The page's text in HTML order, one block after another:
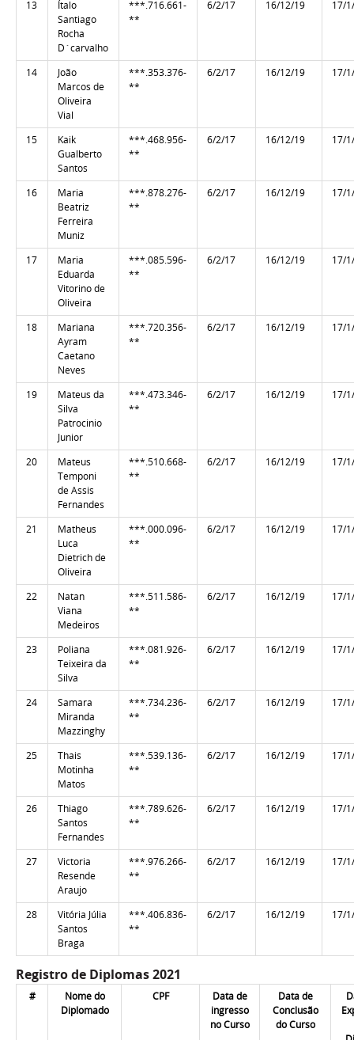
13
Ítalo
Santiago
Rocha
D`carvalho
***.716.661-
**
6/2/17 16/12/19 17/
14
João
Marcos de
Oliveira
Vial
***.353.376-
**
6/2/17 16/12/19 17/
15
Kaik
Gualberto
Santos
***.468.956-
**
6/2/17 16/12/19 17/
16
Maria
Beatriz
Ferreira
Muniz
***.878.276-
**
6/2/17 16/12/19 17/
17
Maria
Eduarda
Vitorino de
Oliveira
***.085.596-
**
6/2/17 16/12/19 17/
18
Mariana
Ayram
Caetano
Neves
***.720.356-
**
6/2/17 16/12/19 17/
19
Mateus da
Silva
Patrocinio
Junior
***.473.346-
**
6/2/17 16/12/19 17/
20
Mateus
Temponi
de Assis
Fernandes
***.510.668-
**
6/2/17 16/12/19 17/
21
Matheus
Luca
Dietrich de
Oliveira
***.000.096-
**
6/2/17 16/12/19 17/
22
Natan
Viana
Medeiros
***.511.586-
**
6/2/17 16/12/19 17/
23
Poliana
Teixeira da
Silva
***.081.926-
**
6/2/17 16/12/19 17/
24
Samara
Miranda
Mazzinghy
***.734.236-
**
6/2/17 16/12/19 17/
25
Thais
Motinha
Matos
***.539.136-
**
6/2/17 16/12/19 17/
26
Thiago
Santos
Fernandes
***.789.626-
**
6/2/17 16/12/19 17/
27
Victoria
Resende
Araujo
***.976.266-
**
6/2/17 16/12/19 17/
28
Vitória Júlia
Santos
Braga
***.406.836-
**
6/2/17 16/12/19 17/
Registro de Diplomas 2021
#
Nome do
Diplomado
CPF
Data de
ingresso
no Curso
Data de
Conclusão
do Curso